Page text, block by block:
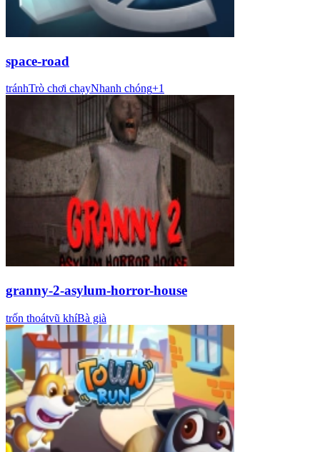
space-road
tránhTrò chơi chạyNhanh chóng+1
granny-2-asylum-horror-house
trốn thoátvũ khíBà già